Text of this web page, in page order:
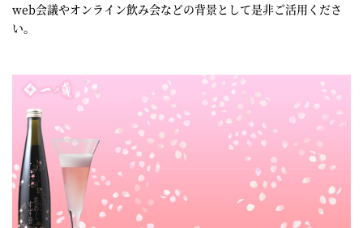
web会議やオンライン飲み会などの背景として是非ご活用くださ
い。